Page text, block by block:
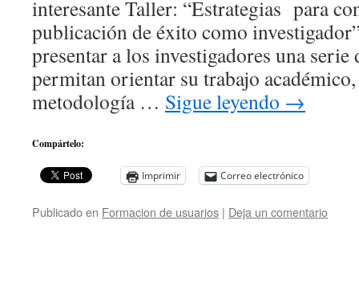
interesante Taller: “Estrategias para
publicación de éxito como
presentar a los investigadores una serie
permitan orientar su trabajo
metodología … Sigue leyendo →
Compártelo:
Imprimir Correo electrónico
Publicado en Formacion de usuarios | Deja un comentario